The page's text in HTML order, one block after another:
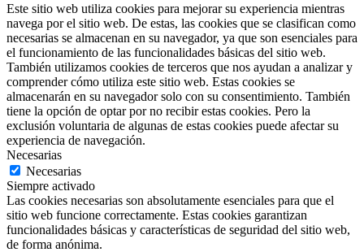
Este sitio web utiliza cookies para mejorar su experiencia mientras
navega por el sitio web. De estas, las cookies que se clasifican como
necesarias se almacenan en su navegador, ya que son esenciales para
el funcionamiento de las funcionalidades básicas del sitio web.
También utilizamos cookies de terceros que nos ayudan a analizar y
comprender cómo utiliza este sitio web. Estas cookies se
almacenarán en su navegador solo con su consentimiento. También
tiene la opción de optar por no recibir estas cookies. Pero la
exclusión voluntaria de algunas de estas cookies puede afectar su
experiencia de navegación.
Necesarias
Necesarias
Siempre activado
Las cookies necesarias son absolutamente esenciales para que el
sitio web funcione correctamente. Estas cookies garantizan
funcionalidades básicas y características de seguridad del sitio web,
de forma anónima.